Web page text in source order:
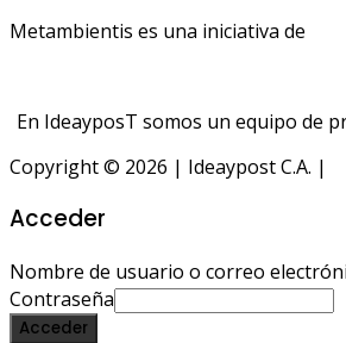
Metambientis es una iniciativa de
En IdeayposT somos un equipo de
Copyright © 2026 | Ideaypost C.A. |
Acceder
Nombre de usuario o correo
Contraseña
Acceder